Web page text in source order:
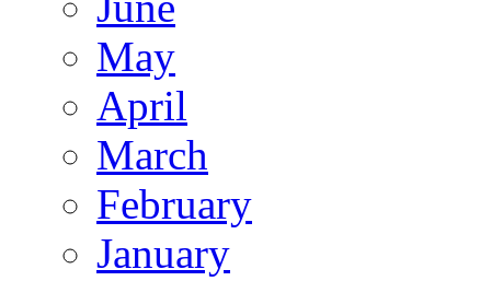
May
April
March
February
January